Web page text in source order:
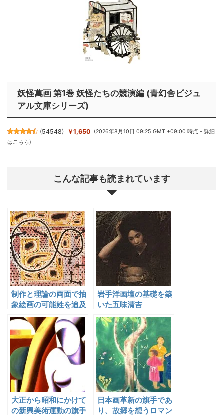
妖怪萬画 第1巻 妖怪たちの競演編 (青幻舎ビジュ
アル文庫シリーズ)
(54548) ￥1,650 (2026年8月10日 09:25 GMT +09:00 時点 -詳細
はこちら)
こんな記事も読まれています
制作と理論の両面で抽
象絵画の可能姓を追及
した長谷川三郎
岩手洋画壇の基礎を築
いた五味清吉
大正から昭和にかけて
の新興美術運動の旗手
日本画革新の旗手であ
り、故郷を想うロマン